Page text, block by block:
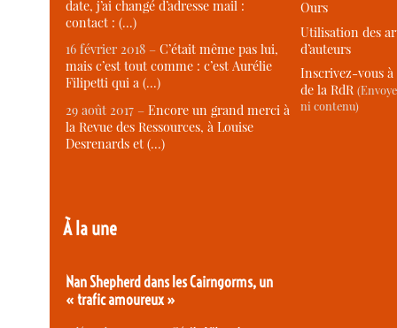
date, j’ai changé d’adresse mail :
contact : (…)
16 février 2018 –C’était même pas lui,
mais c’est tout comme : c’est Aurélie
Filipetti qui a (…)
29 août 2017 –Encore un grand merci à
la Revue des Ressources, à Louise
Desrenards et (…)
À la une
Nan Shepherd dans les Cairngorms, un
« trafic amoureux »
Ours
Utilisation des
d’auteurs
Inscrivez-vous
de la RdR
ni contenu)